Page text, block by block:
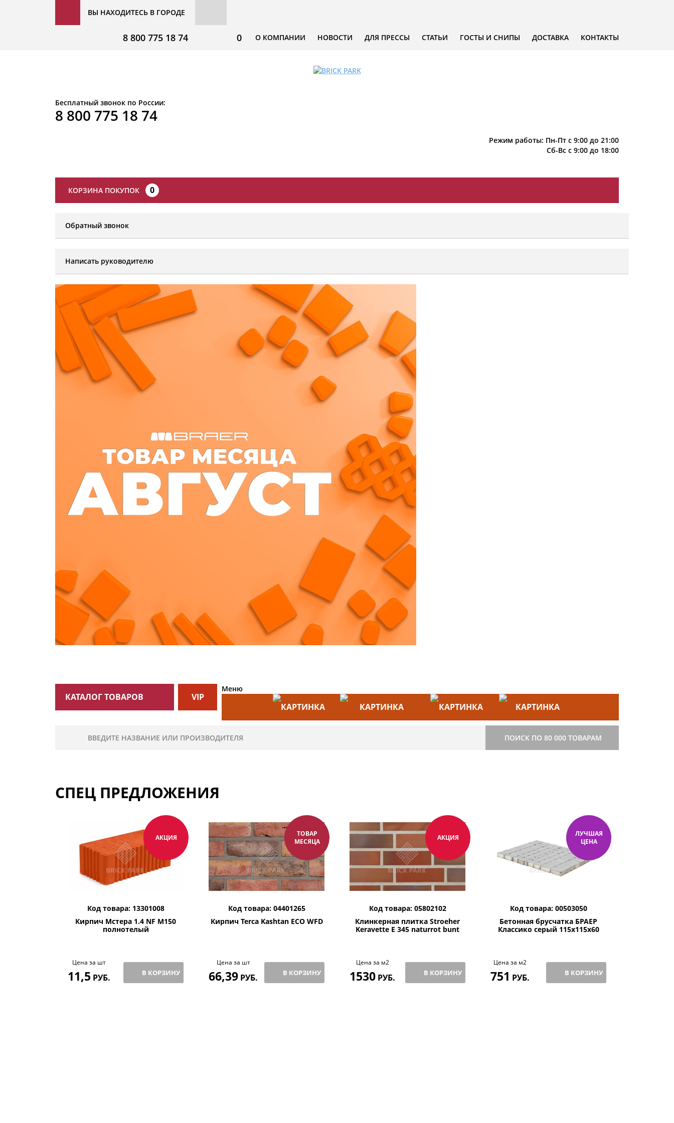
ВЫ НАХОДИТЕСЬ В ГОРОДЕ
О КОМПАНИИ НОВОСТИ ДЛЯ ПРЕССЫ СТАТЬИ ГОСТЫ И СНИПЫ ДОСТАВКА КОНТАКТЫ
0
8 800 775 18 74
Бесплатный звонок по России:
8 800 775 18 74
Режим работы: Пн-Пт с 9:00 до 21:00
Сб-Вс с 9:00 до 18:00
КОРЗИНА ПОКУПОК 0
Обратный звонок
Написать руководителю
КАТАЛОГ ТОВАРОВ VIP
Меню
СТРОИТЕЛЬСТВО
ПОИСК ПО 80 000 ТОВАРАМ
СПЕЦ ПРЕДЛОЖЕНИЯ
АКЦИЯ
Код товара: 13301008
Кирпич Мстера 1.4 NF М150
полнотелый
Цена за шт
11,5 РУБ. В КОРЗИНУ
ТОВАР
МЕСЯЦА
Код товара: 04401265
Кирпич Terca Kashtan ECO WFD
Цена за шт
66,39 РУБ. В КОРЗИНУ
АКЦИЯ
Код товара: 05802102
Клинкерная плитка Stroeher
Keravette E 345 naturrot bunt
Цена за м2
1530 РУБ. В КОРЗИНУ
ЛУЧШАЯ
ЦЕНА
Код товара: 00503050
Бетонная брусчатка БРАЕР
Классико серый 115x115x60
Цена за м2
751 РУБ. В КОРЗИНУ